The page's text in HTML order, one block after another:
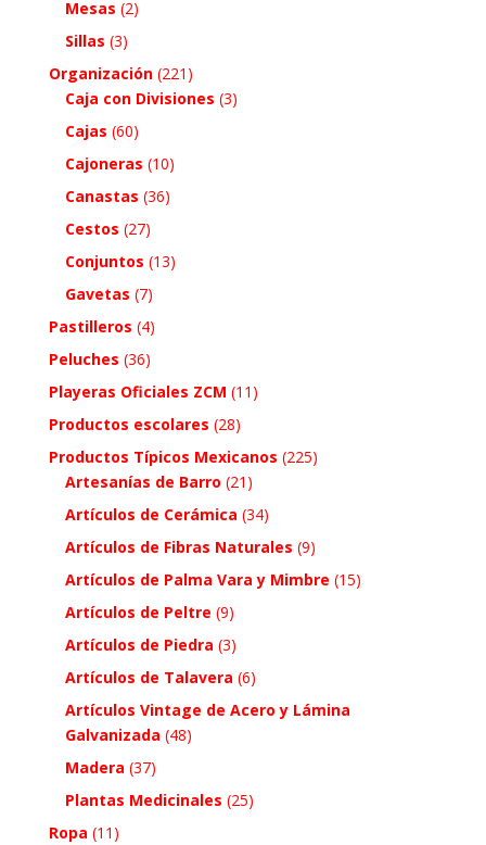
Mesas (2)
Sillas (3)
Organización (221)
Caja con Divisiones (3)
Cajas (60)
Cajoneras (10)
Canastas (36)
Cestos (27)
Conjuntos (13)
Gavetas (7)
Pastilleros (4)
Peluches (36)
Playeras Oficiales ZCM (11)
Productos escolares (28)
Productos Típicos Mexicanos (225)
Artesanías de Barro (21)
Artículos de Cerámica (34)
Artículos de Fibras Naturales (9)
Artículos de Palma Vara y Mimbre (15)
Artículos de Peltre (9)
Artículos de Piedra (3)
Artículos de Talavera (6)
Artículos Vintage de Acero y Lámina
Galvanizada (48)
Madera (37)
Plantas Medicinales (25)
Ropa (11)